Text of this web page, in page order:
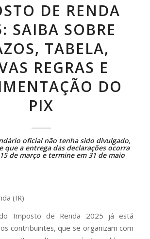
DE RENDA
SAIBA SOBRE
TABELA,
REGRAS E
DO
PIX
oficial não tenha sido divulgado,
que a entrega das declarações ocorra
de março e termine em 31 de maio
(IR)
Imposto de Renda 2025 já está
contribuintes, que se organizam com